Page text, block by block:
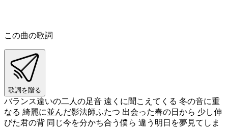
この曲の歌詞
歌詞を贈る
バランス違いの二人の足音 遠くに聞こえてくる 冬の音に重
なる 綺麗に並んだ影法師ふたつ 出会った春の日から 少し伸
びた君の背 同じ今を分かち合う僕ら 違う明日を夢見てしま